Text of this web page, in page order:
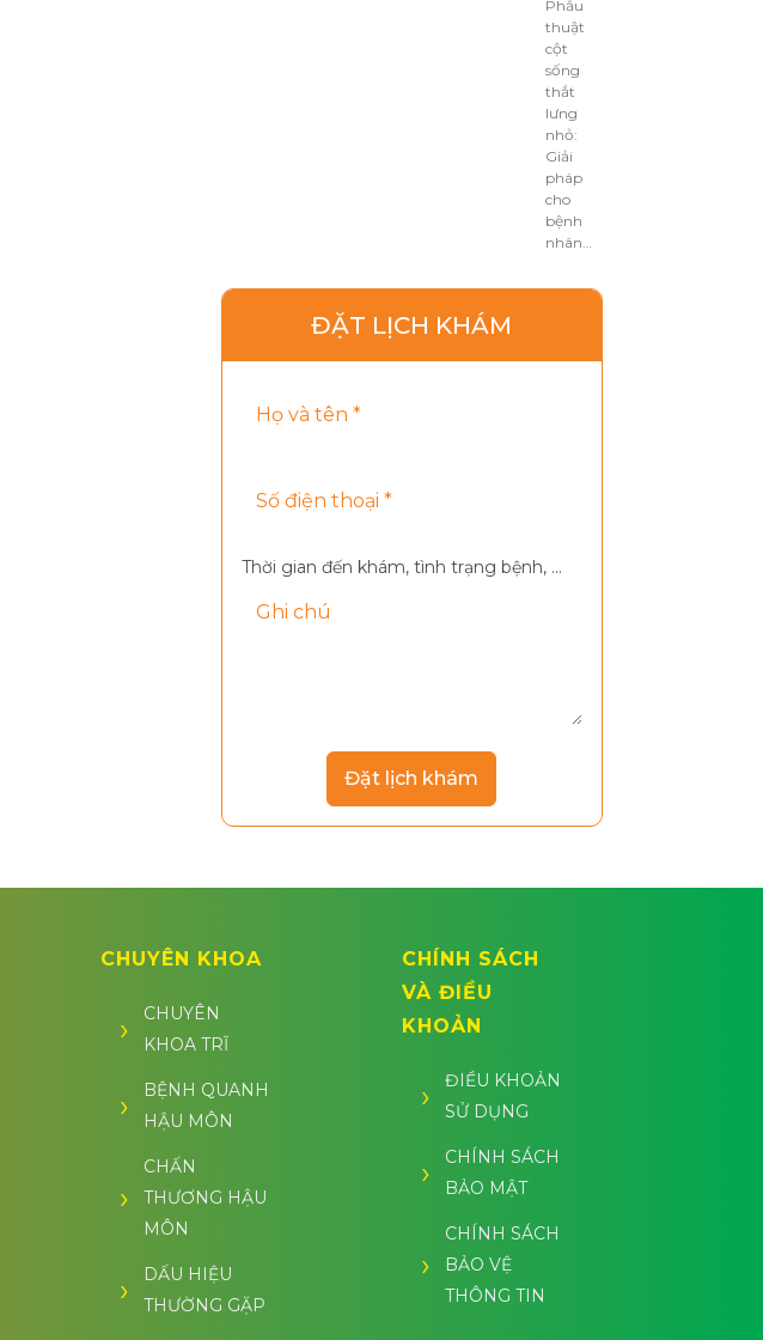
Phẫu
thuật
cột
sống
thắt
lưng
nhỏ:
Giải
pháp
cho
bệnh
nhân…
ĐẶT LỊCH KHÁM
Thời gian đến khám, tình trạng bệnh, ...
Đặt lịch khám
CHUYÊN KHOA
CHUYÊN
KHOA TRĨ
BỆNH QUANH
HẬU MÔN
CHẤN
THƯƠNG HẬU
MÔN
DẤU HIỆU
THƯỜNG GẶP
CHÍNH SÁCH
VÀ ĐIỀU
KHOẢN
ĐIỀU KHOẢN
SỬ DỤNG
CHÍNH SÁCH
BẢO MẬT
CHÍNH SÁCH
BẢO VỆ
THÔNG TIN